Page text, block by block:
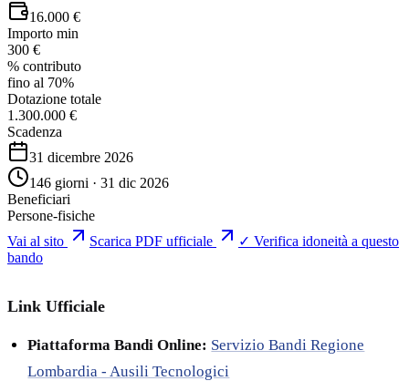
16.000 €
Importo min
300 €
% contributo
fino al 70%
Dotazione totale
1.300.000 €
Scadenza
31 dicembre 2026
146 giorni · 31 dic 2026
Beneficiari
Persone-fisiche
Vai al sito
Scarica PDF ufficiale
✓ Verifica idoneità a questo
bando
Link Ufficiale
Piattaforma Bandi Online: Servizio Bandi Regione
Lombardia - Ausili Tecnologici